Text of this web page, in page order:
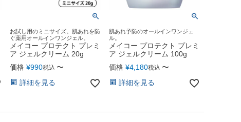
お試し用のミニサイズ。肌あれを防
ぐ薬用オールインワンジェル。
メイコー プロテクト プレミ
ア ジェルクリーム 20g
価格 ¥990税込 〜
詳細を見る
肌あれ予防のオールインワンジェ
ル。
メイコー プロテクト プレミ
ア ジェルクリーム 100g
価格 ¥4,180税込 〜
詳細を見る